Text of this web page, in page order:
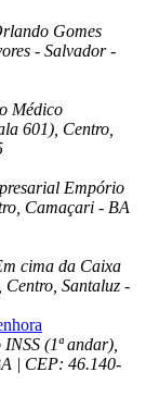
Gomes
- Salvador -
Médico
601), Centro,
Empório
Camaçari - BA
cima da Caixa
Centro, Santaluz -
(1ª andar),
| CEP: 46.140-